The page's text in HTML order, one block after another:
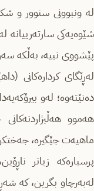
لە ونبوونی سنوور و
شێوەیەکی سارتەرییانە
پێشووی نییە، بەڵکە
لەڕێگای کردارەکانی
دەنێتەوە؛ لەو
هەموو
ماهیەت جێگیرە،
پرسیارەکە زیاتر
لەبەرچاو بگرین، کە